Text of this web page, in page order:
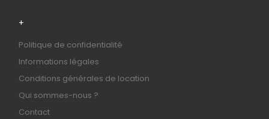
+
Politique de confidentialité
Informations légales
Conditions générales de location
Qui sommes-nous ?
Contact